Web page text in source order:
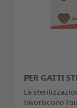
PER GATTI
La
favoriscono